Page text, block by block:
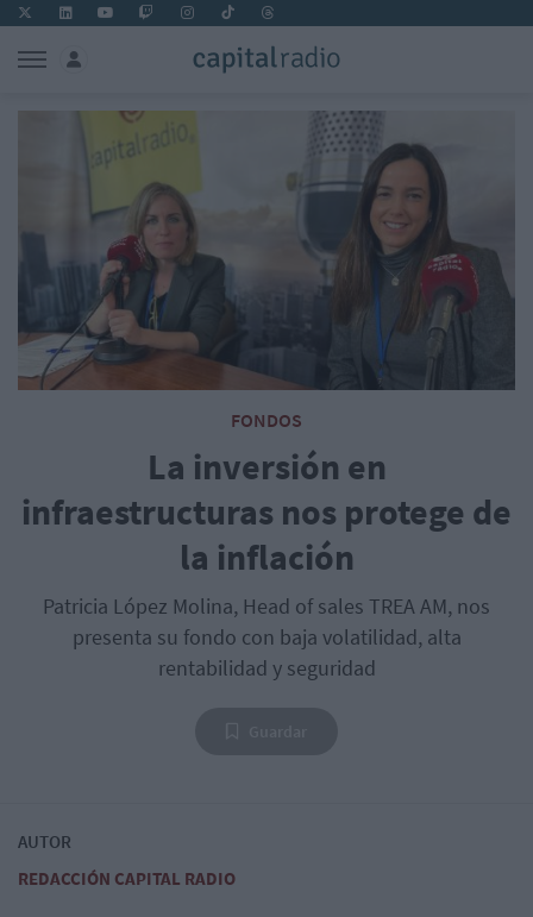
FONDOS
La inversión en
infraestructuras nos protege de
la inflación
Patricia López Molina, Head of sales TREA AM, nos
presenta su fondo con baja volatilidad, alta
rentabilidad y seguridad
AUTOR
REDACCIÓN CAPITAL RADIO